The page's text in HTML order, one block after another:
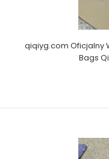
qiqiyg.com Oficjalny
Bags